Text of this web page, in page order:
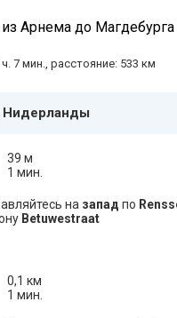
Арнема до Магдебурга
7 мин., расстояние: 533 км
39 м
1 мин.
на запад по
Betuwestraat
0,1 км
1 мин.